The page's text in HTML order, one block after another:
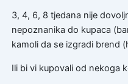
3, 4, 6, 8 tjedana nije
nepoznanika do kupaca
kamoli da se izgradi brend
Ili bi vi kupovali od nekoga